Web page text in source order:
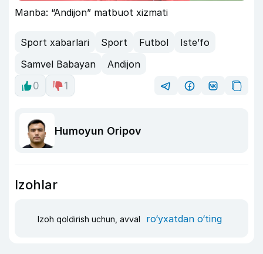
Manba: “Andijon” matbuot xizmati
Sport xabarlari Sport Futbol
Iste’fo
Samvel Babayan
Andijon
0
1
Humoyun Oripov
Izohlar
Izoh qoldirish uchun, avval ro‘yxatdan o‘ting